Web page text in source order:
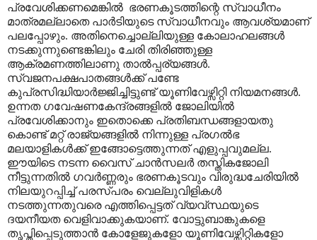
പ്രവേശിക്കണമെങ്കിൽ ഭരണകൂടത്തിന്റെ സ്വാധീനം
മാത്രമല്ലാതെ പാർടിയുടെ സ്വാധീനവും ആവശ്യമാണ്
പലപ്പോഴും. അതിനെച്ചൊല്ലിയുള്ള കോലാഹലങ്ങൾ
നടക്കുന്നുണ്ടെങ്കിലും ചേരി തിരിഞ്ഞുള്ള
ആക്രമണത്തിലാണു താൽപ്പര്യങ്ങൾ.
സ്വജനപക്ഷപാതങ്ങൾക്ക് പണ്ടേ
കുപ്രസിദ്ധിയാർജ്ജിച്ചിട്ടുണ്ട് യൂണിവേഴ്സിറ്റി നിയമനങ്ങൾ.
ഉന്നത ഗവേഷണകേന്ദ്രങ്ങളിൽ ജോലിയിൽ
പ്രവേശിക്കാനും ഇതൊക്കെ പ്രതിബന്ധങ്ങളായതു
കൊണ്ട് മറ്റ് രാജ്യങ്ങളിൽ നിന്നുള്ള പ്രഗൽഭ
മലയാളികൾക്ക് ഇങ്ങോട്ടെത്തുന്നത് എളുപ്പവുമല്ല.
ഈയിടെ നടന്ന വൈസ് ചാൻസലർ തസ്തികജോലി
നീട്ടുന്നതിൽ ഗവർണ്ണരും ഭരണകൂടവും വിരുദ്ധചേരിയിൽ
നിലയുറപ്പിച്ച് പരസ്പരം വെല്ലുവിളികൾ
നടത്തുന്നതുവരെ എത്തിപ്പെട്ടത് വ്യവ്സ്ഥയുടെ
ദയനീയത വെളിവാക്കുകയാണ്. വോട്ടുബാങ്കുകളെ
തൃപ്തിപ്പെടുത്താൻ കോളേജുകളോ യൂണിവേഴ്സിറ്റികളോ